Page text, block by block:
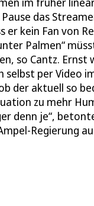
das
er kein Fan von
Palmen“
so Cantz. Ernst
selbst per Video
der aktuell so
zu mehr
denn je“,
Regierung